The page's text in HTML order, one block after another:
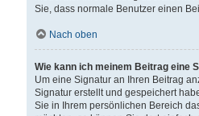
Sie, dass normale Benutzer einen
Nach oben
Wie kann ich meinem Beitrag eine
Um eine Signatur an Ihren Beitrag
Signatur erstellt und gespeichert
Sie in Ihrem persönlichen Bereich